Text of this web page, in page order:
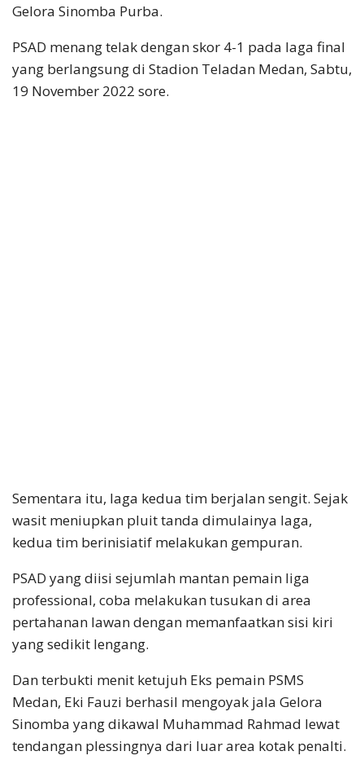
Gelora Sinomba Purba.
PSAD menang telak dengan skor 4-1 pada laga final
yang berlangsung di Stadion Teladan Medan, Sabtu,
19 November 2022 sore.
Sementara itu, laga kedua tim berjalan sengit. Sejak
wasit meniupkan pluit tanda dimulainya laga,
kedua tim berinisiatif melakukan gempuran.
PSAD yang diisi sejumlah mantan pemain liga
professional, coba melakukan tusukan di area
pertahanan lawan dengan memanfaatkan sisi kiri
yang sedikit lengang.
Dan terbukti menit ketujuh Eks pemain PSMS
Medan, Eki Fauzi berhasil mengoyak jala Gelora
Sinomba yang dikawal Muhammad Rahmad lewat
tendangan plessingnya dari luar area kotak penalti.